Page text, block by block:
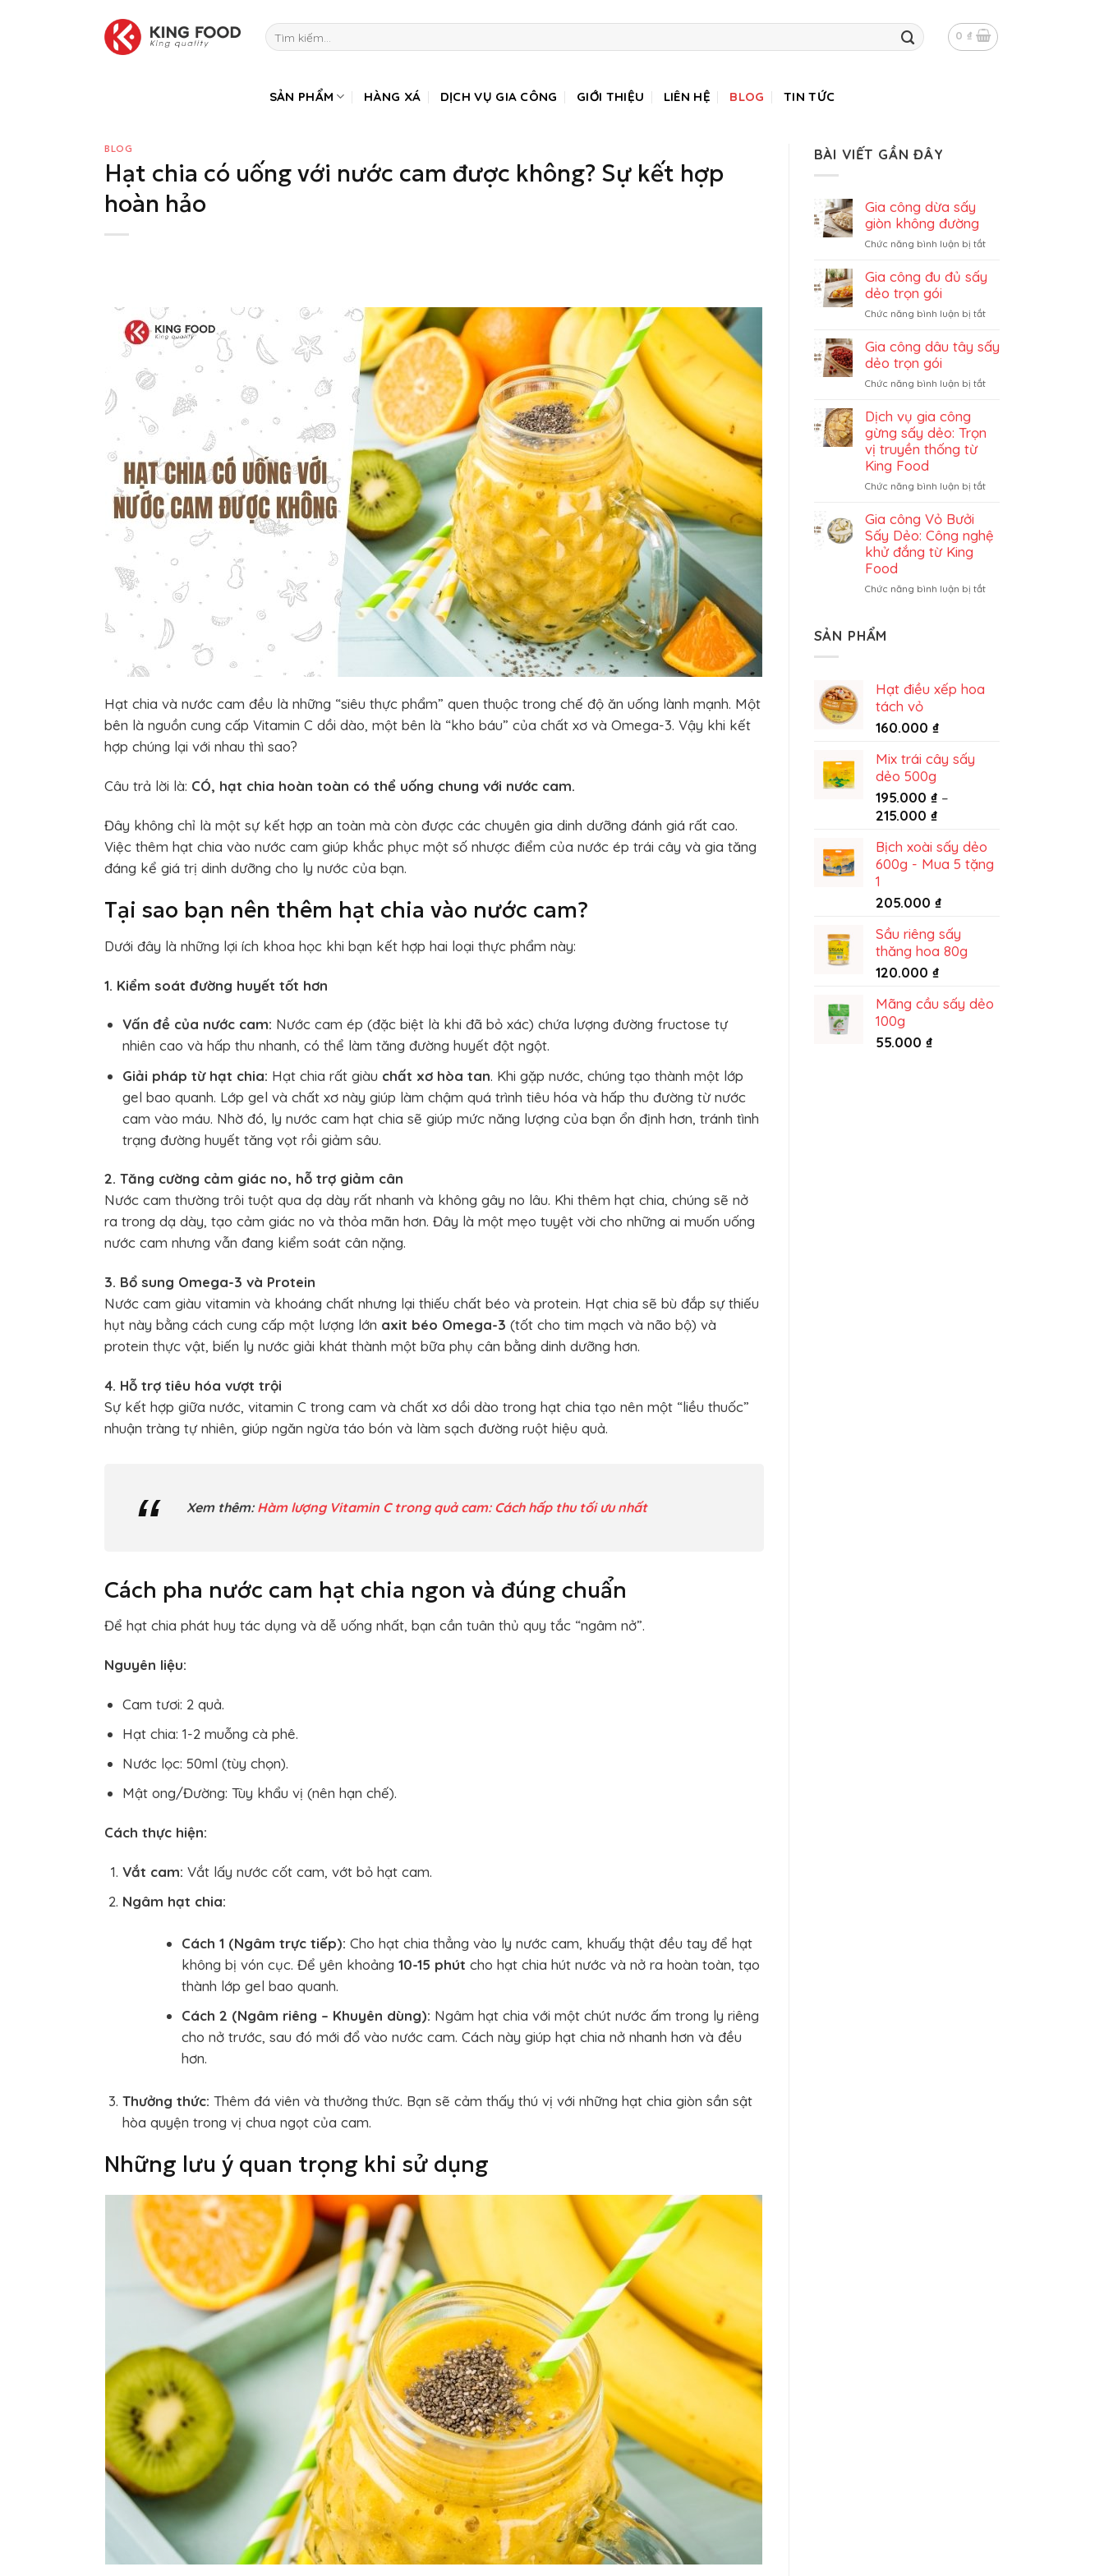
Tìm
kiếm:
0 ₫
SẢN PHẨM HÀNG XÁ DỊCH VỤ GIA CÔNG GIỚI THIỆU LIÊN HỆ BLOG TIN TỨC
BLOG
Hạt chia có uống với nước cam được không? Sự kết hợp
hoàn hảo
Hạt chia và nước cam đều là những “siêu thực phẩm” quen thuộc trong chế độ ăn uống lành mạnh. Một
bên là nguồn cung cấp Vitamin C dồi dào, một bên là “kho báu” của chất xơ và Omega-3. Vậy khi kết
hợp chúng lại với nhau thì sao?
Câu trả lời là: CÓ, hạt chia hoàn toàn có thể uống chung với nước cam.
Đây không chỉ là một sự kết hợp an toàn mà còn được các chuyên gia dinh dưỡng đánh giá rất cao.
Việc thêm hạt chia vào nước cam giúp khắc phục một số nhược điểm của nước ép trái cây và gia tăng
đáng kể giá trị dinh dưỡng cho ly nước của bạn.
Tại sao bạn nên thêm hạt chia vào nước cam?
Dưới đây là những lợi ích khoa học khi bạn kết hợp hai loại thực phẩm này:
1. Kiểm soát đường huyết tốt hơn
Vấn đề của nước cam: Nước cam ép (đặc biệt là khi đã bỏ xác) chứa lượng đường fructose tự
nhiên cao và hấp thu nhanh, có thể làm tăng đường huyết đột ngột.
Giải pháp từ hạt chia: Hạt chia rất giàu chất xơ hòa tan. Khi gặp nước, chúng tạo thành một lớp
gel bao quanh. Lớp gel và chất xơ này giúp làm chậm quá trình tiêu hóa và hấp thu đường từ nước
cam vào máu. Nhờ đó, ly nước cam hạt chia sẽ giúp mức năng lượng của bạn ổn định hơn, tránh tình
trạng đường huyết tăng vọt rồi giảm sâu.
2. Tăng cường cảm giác no, hỗ trợ giảm cân
Nước cam thường trôi tuột qua dạ dày rất nhanh và không gây no lâu. Khi thêm hạt chia, chúng sẽ nở
ra trong dạ dày, tạo cảm giác no và thỏa mãn hơn. Đây là một mẹo tuyệt vời cho những ai muốn uống
nước cam nhưng vẫn đang kiểm soát cân nặng.
3. Bổ sung Omega-3 và Protein
Nước cam giàu vitamin và khoáng chất nhưng lại thiếu chất béo và protein. Hạt chia sẽ bù đắp sự thiếu
hụt này bằng cách cung cấp một lượng lớn axit béo Omega-3 (tốt cho tim mạch và não bộ) và
protein thực vật, biến ly nước giải khát thành một bữa phụ cân bằng dinh dưỡng hơn.
4. Hỗ trợ tiêu hóa vượt trội
Sự kết hợp giữa nước, vitamin C trong cam và chất xơ dồi dào trong hạt chia tạo nên một “liều thuốc”
nhuận tràng tự nhiên, giúp ngăn ngừa táo bón và làm sạch đường ruột hiệu quả.
Xem thêm: Hàm lượng Vitamin C trong quả cam: Cách hấp thu tối ưu nhất
Cách pha nước cam hạt chia ngon và đúng chuẩn
Để hạt chia phát huy tác dụng và dễ uống nhất, bạn cần tuân thủ quy tắc “ngâm nở”.
Nguyên liệu:
Cam tươi: 2 quả.
Hạt chia: 1-2 muỗng cà phê.
Nước lọc: 50ml (tùy chọn).
Mật ong/Đường: Tùy khẩu vị (nên hạn chế).
Cách thực hiện:
Vắt cam: Vắt lấy nước cốt cam, vớt bỏ hạt cam.
Ngâm hạt chia:
Cách 1 (Ngâm trực tiếp): Cho hạt chia thẳng vào ly nước cam, khuấy thật đều tay để hạt
không bị vón cục. Để yên khoảng10-15 phút cho hạt chia hút nước và nở ra hoàn toàn, tạo
thành lớp gel bao quanh.
Cách 2 (Ngâm riêng – Khuyên dùng): Ngâm hạt chia với một chút nước ấm trong ly riêng
cho nở trước, sau đó mới đổ vào nước cam. Cách này giúp hạt chia nở nhanh hơn và đều
hơn.
Thưởng thức: Thêm đá viên và thưởng thức. Bạn sẽ cảm thấy thú vị với những hạt chia giòn sần sật
hòa quyện trong vị chua ngọt của cam.
Những lưu ý quan trọng khi sử dụng
BÀI VIẾT GẦN ĐÂY
Gia công dừa sấy
giòn không đường
Chức năng bình luận bị tắtở
công
dừa
giòn
đường
Gia công đu đủ sấy
dẻo trọn gói
Chức năng bình luận bị tắtở
công
đu
sấy
gói
Gia công dâu tây sấy
dẻo trọn gói
Chức năng bình luận bị tắtở
tây
trọn
Dịch vụ gia công
gừng sấy dẻo: Trọn
vị truyền thống từ
King Food
Chức năng bình luận bị tắtở
gia
công
dẻo:
Gia công Vỏ Bưởi
Sấy Dẻo: Công nghệ
khử đắng từ King
Food
Chức năng bình luận bị tắtở
SẢN PHẨM
Hạt điều xếp hoa
tách vỏ
160.000 ₫
Mix trái cây sấy
dẻo 500g
195.000 ₫ –
215.000 ₫Khoảng
từ
195.000 ₫
215.000 ₫
Bịch xoài sấy dẻo
600g - Mua 5 tặng
1
205.000 ₫
Sầu riêng sấy
thăng hoa 80g
120.000 ₫
Mãng cầu sấy dẻo
100g
55.000 ₫